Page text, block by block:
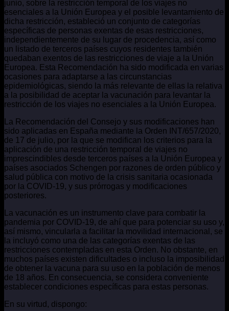
junio, sobre la restricción temporal de los viajes no
esenciales a la Unión Europea y el posible levantamiento de
dicha restricción, estableció un conjunto de categorías
específicas de personas exentas de esas restricciones,
independientemente de su lugar de procedencia, así como
un listado de terceros países cuyos residentes también
quedaban exentos de las restricciones de viaje a la Unión
Europea. Esta Recomendación ha sido modificada en varias
ocasiones para adaptarse a las circunstancias
epidemiológicas, siendo la más relevante de ellas la relativa
a la posibilidad de aceptar la vacunación para levantar la
restricción de los viajes no esenciales a la Unión Europea.
La Recomendación del Consejo y sus modificaciones han
sido aplicadas en España mediante la Orden INT/657/2020,
de 17 de julio, por la que se modifican los criterios para la
aplicación de una restricción temporal de viajes no
imprescindibles desde terceros países a la Unión Europea y
países asociados Schengen por razones de orden público y
salud pública con motivo de la crisis sanitaria ocasionada
por la COVID-19, y sus prórrogas y modificaciones
posteriores.
La vacunación es un instrumento clave para combatir la
pandemia por COVID-19, de ahí que para potenciar su uso y,
así mismo, vincularla a facilitar la movilidad internacional, se
la incluyó como una de las categorías exentas de las
restricciones contempladas en esta Orden. No obstante, en
muchos países existen dificultades o incluso la imposibilidad
de obtener la vacuna para su uso en la población de menos
de 18 años. En consecuencia, se considera conveniente
establecer condiciones específicas para estas personas.
En su virtud, dispongo: